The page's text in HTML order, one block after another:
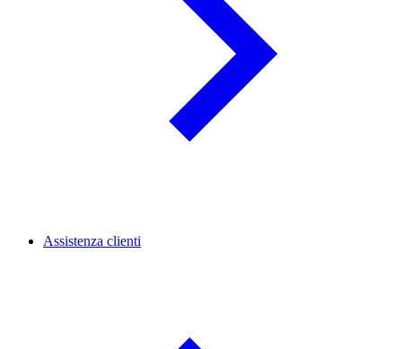
Assistenza clienti